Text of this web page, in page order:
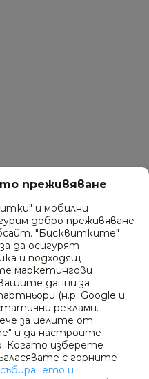
преживяване
и мобилни
добро преживяване
"Бисквитките"
да осигурят
и подходящ
маркетингови
данни за
(н.р. Google и
реклами.
за целите от
и да настроите
Когато изберете
с горните
събирането и